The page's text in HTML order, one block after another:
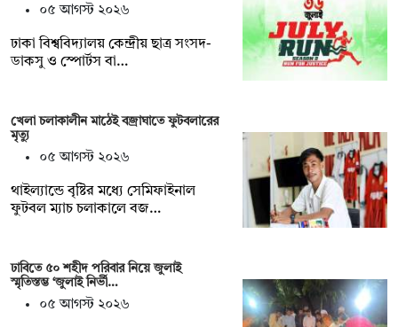
০৫ আগস্ট ২০২৬
ঢাকা বিশ্ববিদ্যালয় কেন্দ্রীয় ছাত্র সংসদ-
ডাকসু ও স্পোর্টস বা…
খেলা চলাকালীন মাঠেই বজ্রাঘাতে ফুটবলারের
মৃত্যু
০৫ আগস্ট ২০২৬
থাইল্যান্ডে বৃষ্টির মধ্যে সেমিফাইনাল
ফুটবল ম্যাচ চলাকালে বজ…
ঢাবিতে ৫০ শহীদ পরিবার নিয়ে জুলাই
স্মৃতিস্তম্ভ ‘জুলাই নির্ভী…
০৫ আগস্ট ২০২৬